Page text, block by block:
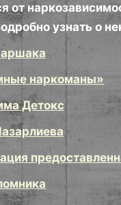
от
узнать о
наркоманы»
Детокс